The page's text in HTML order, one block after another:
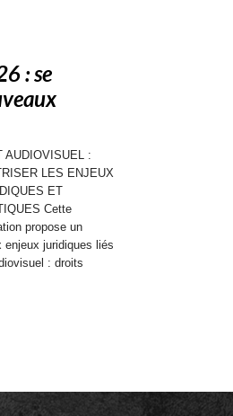
: se
AUDIOVISUEL :
LES ENJEUX
ET
Cette
propose un
enjeux juridiques liés
: droits